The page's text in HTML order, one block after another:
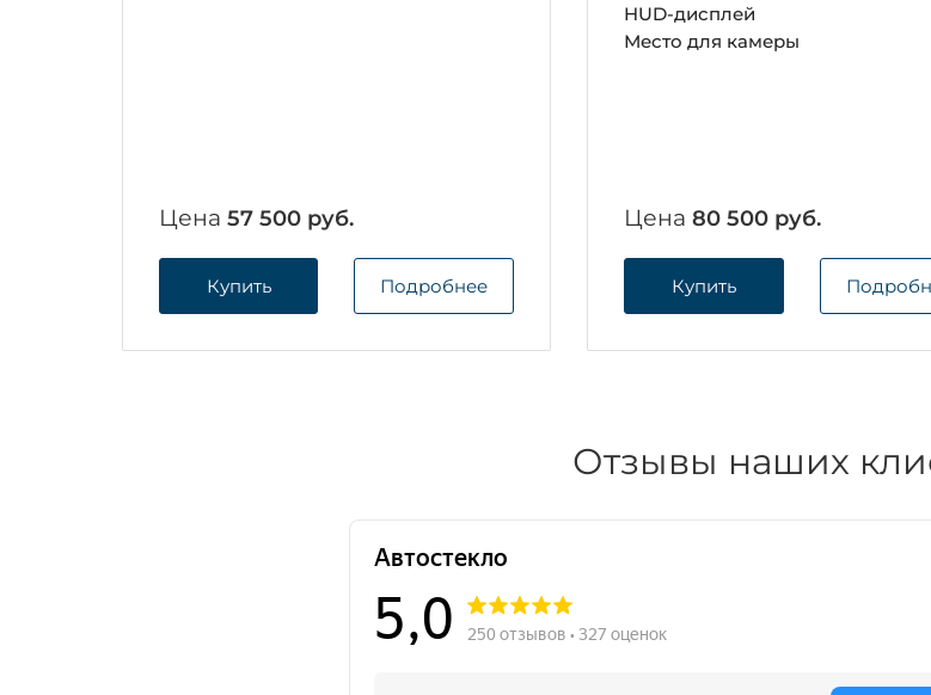
Цена 57 500 руб.
Купить Подробнее
HUD-дисплей
Место для камеры
Цена80 500 руб.
Купить
Отзывы наших